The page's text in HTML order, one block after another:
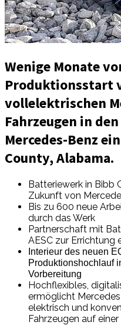
Wenige Monate
Produktionsstart
vollelektrischen
Fahrzeugen in
Mercedes-Benz
County, Alabama.
Batteriewerk in Bibb
Zukunft von
Bis zu 600 neue
durch das Werk
Partnerschaft mit
AESC zur Errichtung
Interieur des neuen
Produktionshochlauf
Vorbereitung
Hochflexibles,
ermöglicht
elektrisch und
Fahrzeugen auf einer